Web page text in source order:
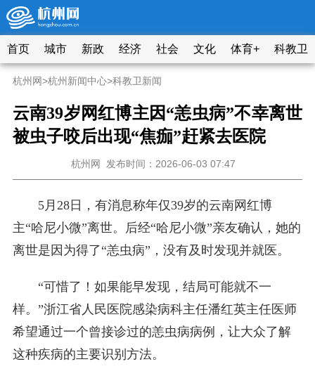
首页 城市 新政 经济 社会 文化 体育+ 科教卫
杭州网>杭州新闻中心>科教卫新闻
云南39岁网红博主因“恙虫病”不幸离世
被虫子咬后出现“焦痂”赶紧去医院
杭州网 发布时间：2026-06-03 07:47
5月28日，有消息称年仅39岁的云南网红博
主“哈尼小微”离世。后经“哈尼小微”亲友确认，她的
离世是因为得了“恙虫病”，没有及时发现并就医。
“可惜了！如果能早发现，结局可能就不一
样。”浙江省人民医院感染病科主任潘红英主任医师
希望通过一个曾接诊过的恙虫病病例，让大众了解
这种疾病的主要识别方法。